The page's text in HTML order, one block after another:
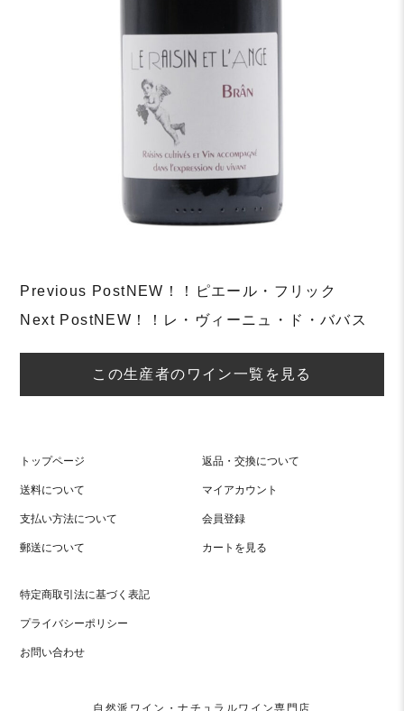
Post
navigation
Previous PostNEW！！ピエール・フリック
Next PostNEW！！レ・ヴィーニュ・ド・ババス
この生産者のワイン一覧を見る
トップページ
送料について
支払い方法について
郵送について
返品・交換について
マイアカウント
会員登録
カートを見る
特定商取引法に基づく表記
プライバシーポリシー
お問い合わせ
自然派ワイン・ナチュラルワイン専門店